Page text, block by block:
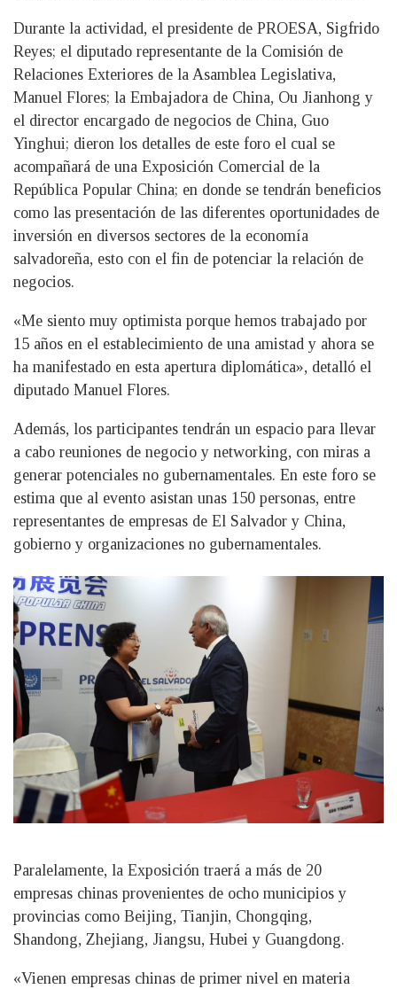
Durante la actividad, el presidente de PROESA, Sigfrido
Reyes; el diputado representante de la Comisión de
Relaciones Exteriores de la Asamblea Legislativa,
Manuel Flores; la Embajadora de China, Ou Jianhong y
el director encargado de negocios de China, Guo
Yinghui; dieron los detalles de este foro el cual se
acompañará de una Exposición Comercial de la
República Popular China; en donde se tendrán beneficios
como las presentación de las diferentes oportunidades de
inversión en diversos sectores de la economía
salvadoreña, esto con el fin de potenciar la relación de
negocios.
«Me siento muy optimista porque hemos trabajado por
15 años en el establecimiento de una amistad y ahora se
ha manifestado en esta apertura diplomática», detalló el
diputado Manuel Flores.
Además, los participantes tendrán un espacio para llevar
a cabo reuniones de negocio y networking, con miras a
generar potenciales no gubernamentales. En este foro se
estima que al evento asistan unas 150 personas, entre
representantes de empresas de El Salvador y China,
gobierno y organizaciones no gubernamentales.
Paralelamente, la Exposición traerá a más de 20
empresas chinas provenientes de ocho municipios y
provincias como Beijing, Tianjin, Chongqing,
Shandong, Zhejiang, Jiangsu, Hubei y Guangdong.
«Vienen empresas chinas de primer nivel en materia